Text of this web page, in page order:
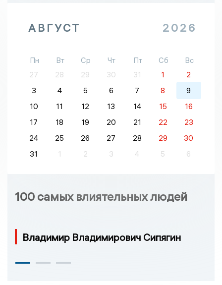
АВГУСТ 2026
Пн Вт Ср Чт Пт Сб
Вс
27
28 29 30 31 1
2
3
4 5 6 7 8
9
10
11 12 13 14 15
16
17
18 19 20 21 22
23
24
25 26 27 28 29
30
31
1 2 3 4 5 6
100 самых влиятельных людей
Владимир Владимирович Сипягин